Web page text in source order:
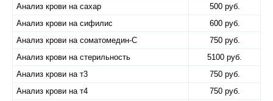
Анализ крови на сахар
500 руб.
Анализ крови на сифилис
600 руб.
Анализ крови на соматомедин-С
750 руб.
Анализ крови на стерильность
5100 руб.
Анализ крови на т3
750 руб.
Анализ крови на т4
750 руб.